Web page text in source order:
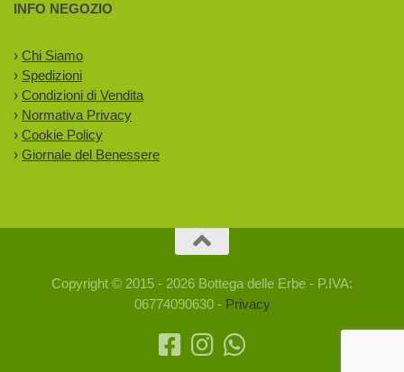
INFO NEGOZIO
› Chi Siamo
› Spedizioni
› Condizioni di Vendita
› Normativa Privacy
› Cookie Policy
› Giornale del Benessere
Copyright © 2015 - 2026 Bottega delle Erbe - P.IVA:
06774090630 - Privacy